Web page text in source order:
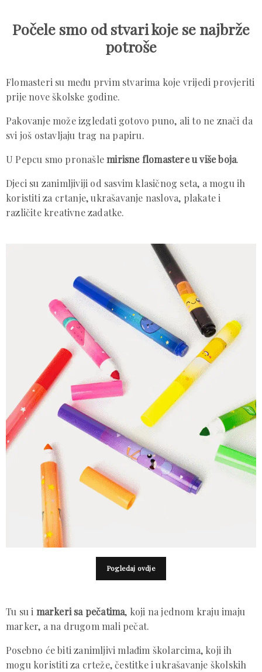
Počele smo od stvari koje se najbrže
potroše
Flomasteri su među prvim stvarima koje vrijedi provjeriti
prije nove školske godine.
Pakovanje može izgledati gotovo puno, ali to ne znači da
svi još ostavljaju trag na papiru.
U Pepcu smo pronašlemirisne flomastere u više boja.
Djeci su zanimljiviji od sasvim klasičnog seta, a mogu ih
koristiti za crtanje, ukrašavanje naslova, plakate i
različite kreativne zadatke.
Pogledaj ovdje
Tu su i markeri sa pečatima, koji na jednom kraju imaju
marker, a na drugom mali pečat.
Posebno će biti zanimljivi mlađim školarcima, koji ih
mogu koristiti za crteže, čestitke i ukrašavanje školskih